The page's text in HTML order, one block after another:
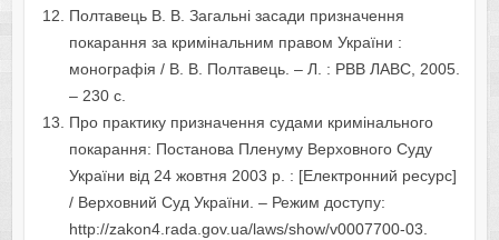
Полтавець В. В. Загальні засади призначення
покарання за кримінальним правом України :
монографія / В. В. Полтавець. – Л. : РВВ ЛАВС, 2005.
– 230 с.
Про практику призначення судами кримінального
покарання: Постанова Пленуму Верховного Суду
України від 24 жовтня 2003 р. : [Електронний ресурс]
/ Верховний Суд України. – Режим доступу:
http://zakon4.rada.gov.ua/laws/show/v0007700-03.